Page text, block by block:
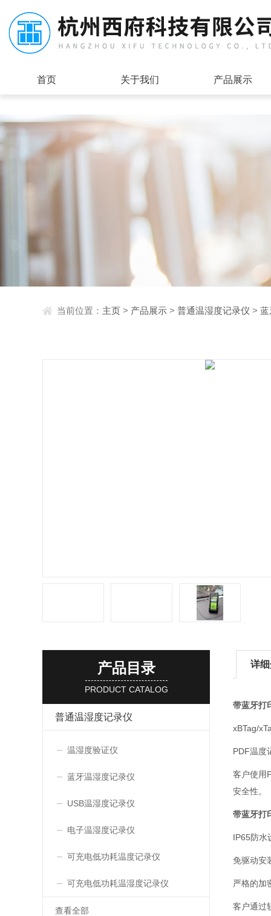
首页 关于我们 产品展示
当前位置： 主页 > 产品展示 > 普通温湿度记录仪 > 蓝
产品目录
PRODUCT CATALOG
普通温湿度记录仪
温湿度验证仪
蓝牙温湿度记录仪
USB温湿度记录仪
电子温湿度记录仪
可充电低功耗温度记录仪
可充电低功耗温湿度记录仪
查看全部
详
带蓝牙打
xBTag/
PDF温度
客户使用
安全性。
带蓝牙打
IP65防水
免驱动安
严格的加
客户通过